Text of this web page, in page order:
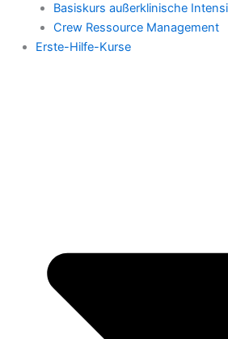
Basiskurs außerklinische
Crew Ressource Management
Erste-Hilfe-Kurse